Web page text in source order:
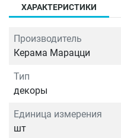
ХАРАКТЕРИСТИКИ
Производитель
Керама Марацци
Тип
декоры
Единица измерения
шт